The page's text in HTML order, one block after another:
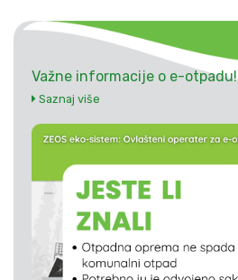
Važne informacije o e-otpadu!
Saznaj više